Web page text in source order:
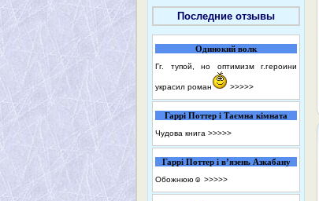
Последние отзывы
Одинокий волк
Гг. тупой, но оптимизм г.героини
украсил роман >>>>>
Гаррі Поттер і Таємна кімната
Чудова книга >>>>>
Гаррі Поттер і в’язень Азкабану
Обожнюю☺️ >>>>>